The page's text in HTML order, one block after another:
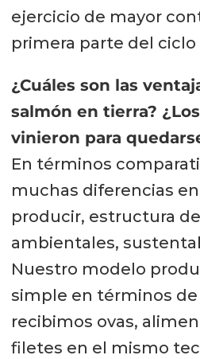
ejercicio de mayor
primera parte del ciclo
¿Cuáles son las
salmón en tierra?
vinieron para
En términos
muchas diferencias
producir, estructura
ambientales,
Nuestro modelo
simple en términos de
recibimos ovas,
filetes en el mismo